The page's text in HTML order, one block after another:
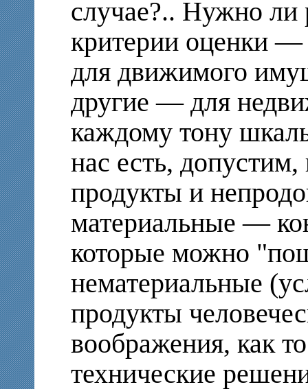
случае?.. Нужно ли
критерии оценки
для движимого
другие — для
каждому тону
нас есть,
продукты и
материальные —
которые можно
нематериальные
продукты
воображения, как
технические